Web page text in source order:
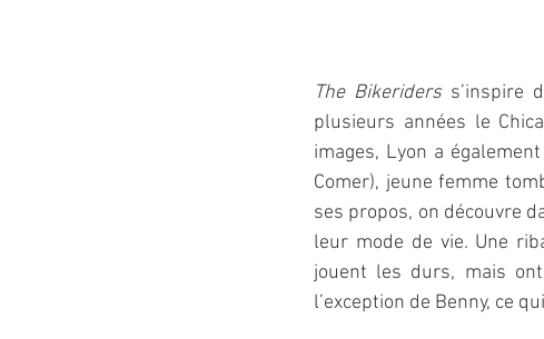
The Bikeriders s’inspire
plusieurs années le
images, Lyon a
Comer), jeune femme
ses propos, on découvre
leur mode de vie. Une
jouent les durs, mais
l’exception de Benny, ce